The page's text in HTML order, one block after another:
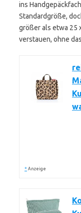
ins
Standardgröße,
größer als etwa 25
verstauen, ohne
* Anzeige